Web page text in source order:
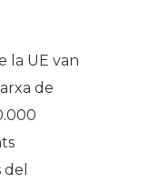
la UE van
de